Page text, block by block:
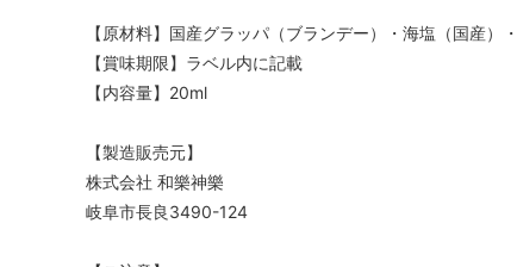
【原材料】国産グラッパ（ブランデー）・海塩（国産）
【賞味期限】ラベル内に記載
【内容量】20ml
【製造販売元】
株式会社 和樂神樂
岐阜市長良3490-124